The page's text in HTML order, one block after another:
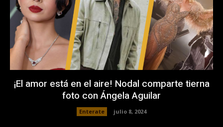
¡El amor está en el aire! Nodal comparte tierna
foto con Ángela Aguilar
Enterate julio 8, 2024